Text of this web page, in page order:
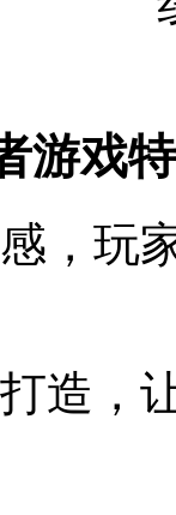
游戏
，玩
造，